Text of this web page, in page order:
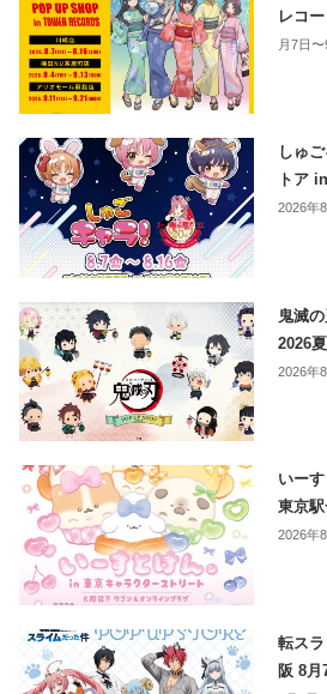
レコ
月7日
しゅ
トア
2026年
鬼滅
2026
2026年
いー
東京
2026年
転ス
阪 8